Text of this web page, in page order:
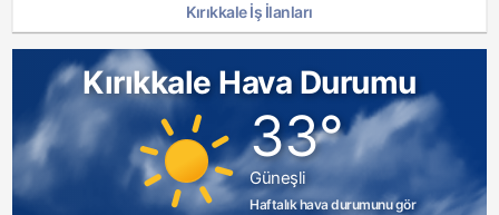
Kırıkkale İş İlanları
Kırıkkale Hava Durumu
33°
Güneşli
Haftalık hava durumunu gör